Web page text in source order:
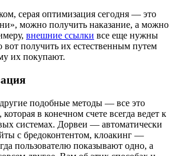
серая оптимизация сегодня — это
можно получить наказание, а можно
внешние ссылки все еще нужны
получить их естественным путем
их покупают.
подобные методы — все это
в конечном счете всегда ведет к
системах. Дорвеи — автоматически
с бредоконтентом, клоакинг —
пользователю показывают одно, а